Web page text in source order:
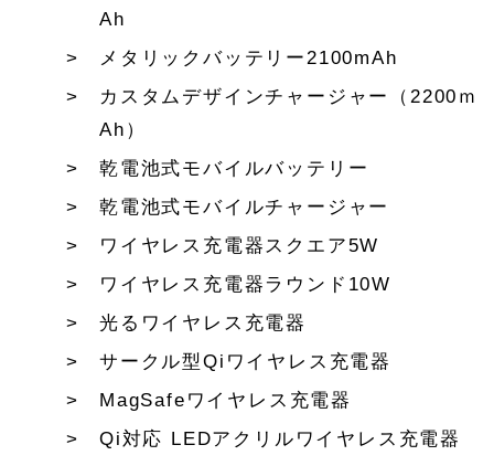
Ah
メタリックバッテリー2100mAh
カスタムデザインチャージャー（2200ｍ
Ah）
乾電池式モバイルバッテリー
乾電池式モバイルチャージャー
ワイヤレス充電器スクエア5W
ワイヤレス充電器ラウンド10W
光るワイヤレス充電器
サークル型Qiワイヤレス充電器
MagSafeワイヤレス充電器
Qi対応 LEDアクリルワイヤレス充電器